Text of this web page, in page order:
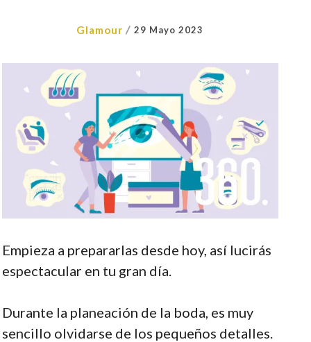
Glamour / 29 Mayo 2023
Empieza a prepararlas desde hoy, así lucirás
espectacular en tu gran día.
Durante la planeación de la boda, es muy
sencillo olvidarse de los pequeños detalles.